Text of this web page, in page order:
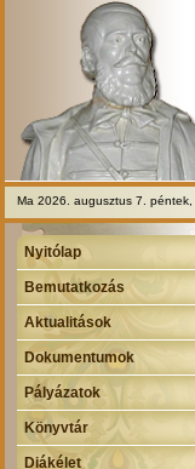
Ma 2026. augusztus 7. péntek,
Nyitólap
Bemutatkozás
Aktualitások
Dokumentumok
Pályázatok
Könyvtár
Diákélet